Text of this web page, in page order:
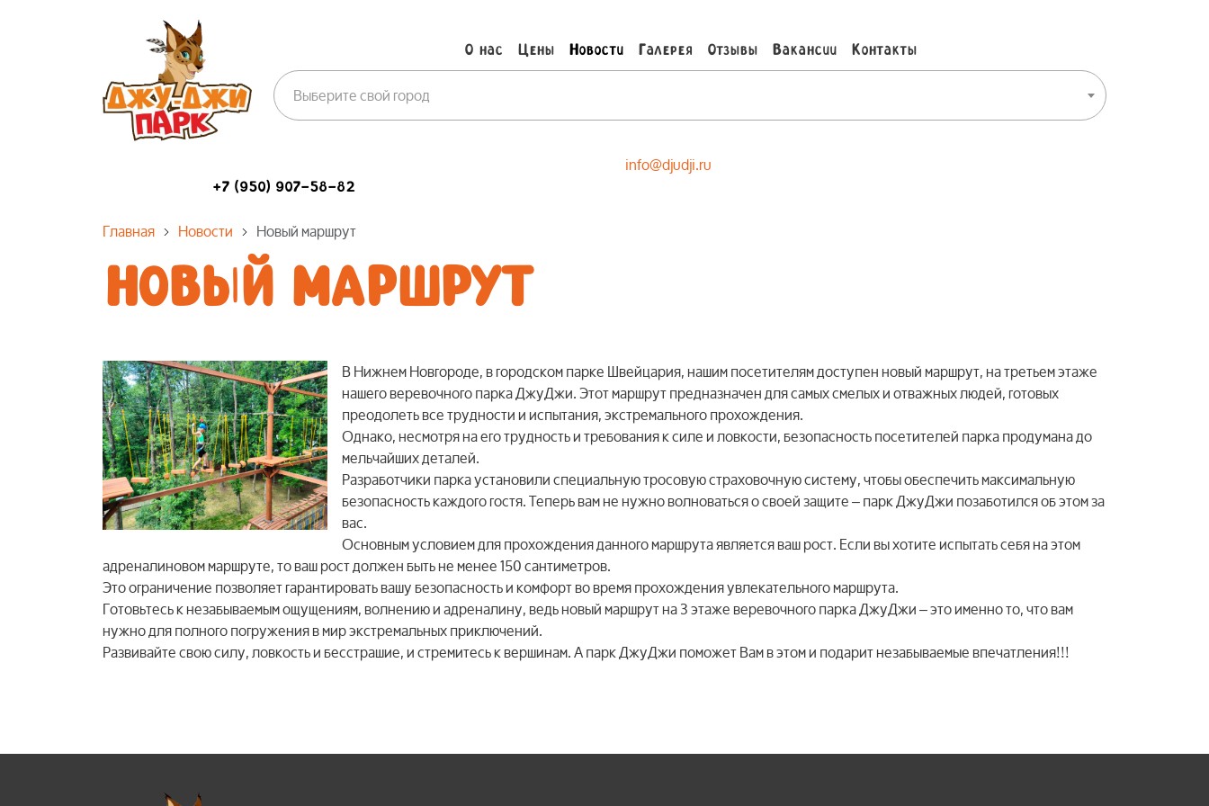
О нас Цены Новости Галерея Отзывы Вакансии Контакты
Выберите свой город
info@djudji.ru
+7 (950) 907-58-82
Главная Новости Новый маршрут
НОВЫЙ МАРШРУТ
В Нижнем Новгороде, в городском парке Швейцария, нашим посетителям доступен новый маршрут, на третьем этаже
нашего веревочного парка ДжуДжи. Этот маршрут предназначен для самых смелых и отважных людей, готовых
преодолеть все трудности и испытания, экстремального прохождения.
Однако, несмотря на его трудность и требования к силе и ловкости, безопасность посетителей парка продумана до
мельчайших деталей.
Разработчики парка установили специальную тросовую страховочную систему, чтобы обеспечить максимальную
безопасность каждого гостя. Теперь вам не нужно волноваться о своей защите – парк ДжуДжи позаботился об этом за
вас.
Основным условием для прохождения данного маршрута является ваш рост. Если вы хотите испытать себя на этом
адреналиновом маршруте, то ваш рост должен быть не менее 150 сантиметров.
Это ограничение позволяет гарантировать вашу безопасность и комфорт во время прохождения увлекательного маршрута.
Готовьтесь к незабываемым ощущениям, волнению и адреналину, ведь новый маршрут на 3 этаже веревочного парка ДжуДжи – это именно то, что вам
нужно для полного погружения в мир экстремальных приключений.
Развивайте свою силу, ловкость и бесстрашие, и стремитесь к вершинам. А парк ДжуДжи поможет Вам в этом и подарит незабываемые впечатления!!!